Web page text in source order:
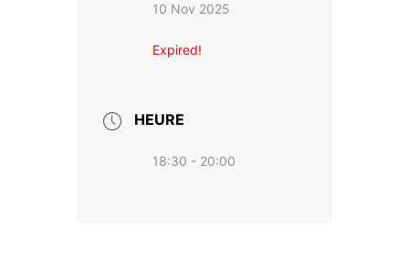
10 Nov 2025
Expired!
HEURE
18:30 - 20:00